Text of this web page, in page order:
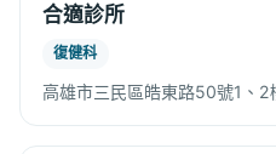
合適診所
復健科
高雄市三民區皓東路50號1、2